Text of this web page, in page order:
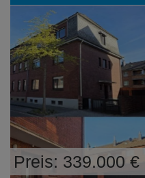
Preis: 339.000 €